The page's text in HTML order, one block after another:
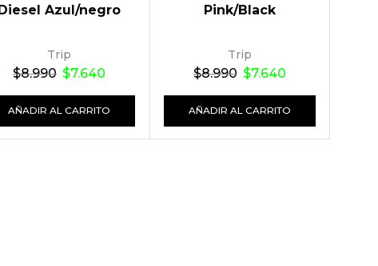
Diesel Azul/negro
Trip
$8.990 $7.640
AÑADIR AL CARRITO
Pink/Black
Trip
$8.990 $7.640
AÑADIR AL CARRITO